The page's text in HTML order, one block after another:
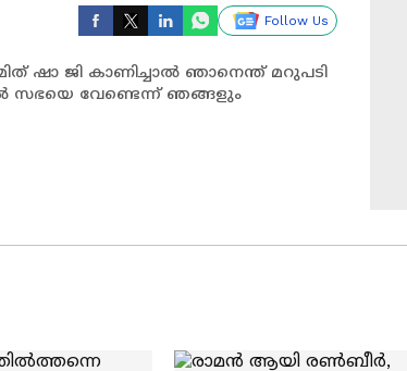
Follow Us
ഷാ ജി കാണിച്ചാൽ ഞാനെന്ത് മറുപടി
സഭയെ വേണ്ടെന്ന് ഞങ്ങളും